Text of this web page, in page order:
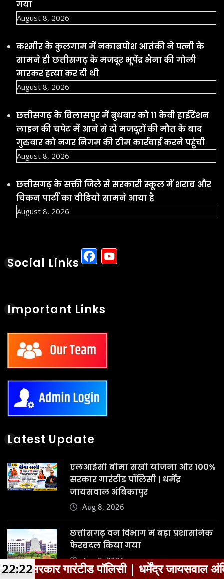
गया
August 8, 2026
कश्मीर के कुलगाम में नकाबपोश आतंकी ने पत्नी के
सामने ही छत्तीसगढ़ के मजदूर भूपेंद्र भैना की गोली
मारकर हत्या कर दी थी
August 8, 2026
छत्तीसगढ़ के बिलासपुर में बुधवार को 11 केवी हाईटेंशन
लाइन की चपेट में आने से दो मजदूरों की मौत के बाद
गुरुवार को नगर निगम की टीम कार्रवाई करने पहुंची
August 8, 2026
छत्तीसगढ़ के सक्ती जिले से सरकारी स्कूल में शराब और
चिकन पार्टी का वीडियो सामने आया है
August 8, 2026
Social Links Facebook
Important Links
Latest Update
एलआईसी बीमा सखी योजना और 100%
सरकार गारंटीड पॉलिसी | धर्मेंद्र
जायसवाल अंबिकापुर
Aug 8, 2026
छत्तीसगढ़ वन विभाग में बड़ा प्रशासनिक
फेरबदल किया गया
Aug 8, 2026
| धर्मेंद्र जायसवाल अंबिकापुर
22:22